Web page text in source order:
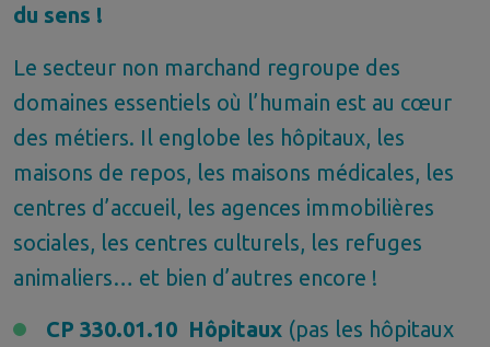
du sens !
Le secteur non marchand regroupe des
domaines essentiels où l’humain est au cœur
des métiers. Il englobe les hôpitaux, les
maisons de repos, les maisons médicales, les
centres d’accueil, les agences immobilières
sociales, les centres culturels, les refuges
animaliers… et bien d’autres encore !
CP 330.01.10 Hôpitaux(pas les hôpitaux